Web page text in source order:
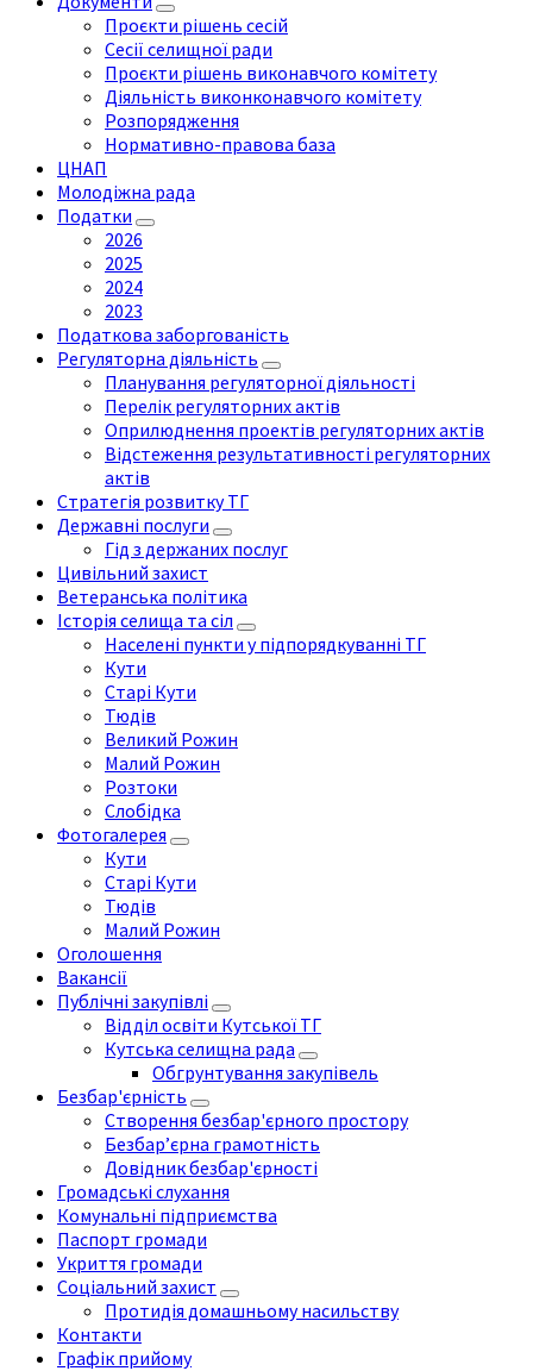
Проєкти рішень сесій
Сесії селищної ради
Проєкти рішень виконавчого комітету
Діяльність виконконавчого комітету
Розпорядження
Нормативно-правова база
ЦНАП
Молодіжна рада
Податки
2026
2025
2024
2023
Податкова заборгованість
Регуляторна діяльність
Планування регуляторної діяльності
Перелік регуляторних актів
Оприлюднення проектів регуляторних актів
Відстеження результативності регуляторних
актів
Стратегія розвитку ТГ
Державні послуги
Гід з держаних послуг
Цивільний захист
Ветеранська політика
Історія селища та сіл
Населені пункти у підпорядкуванні ТГ
Кути
Старі Кути
Тюдів
Великий Рожин
Малий Рожин
Розтоки
Слобідка
Фотогалерея
Кути
Старі Кути
Тюдів
Малий Рожин
Оголошення
Вакансії
Публічні закупівлі
Відділ освіти Кутської ТГ
Кутська селищна рада
Обгрунтування закупівель
Безбар'єрність
Створення безбар'єрного простору
Безбар’єрна грамотність
Довідник безбар'єрності
Громадські слухання
Комунальні підприємства
Паспорт громади
Укриття громади
Соціальний захист
Протидія домашньому насильству
Контакти
Графік прийому